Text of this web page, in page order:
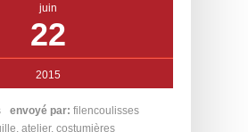
juin
22
2015
envoyé par: filencoulisses
atelier, costumières